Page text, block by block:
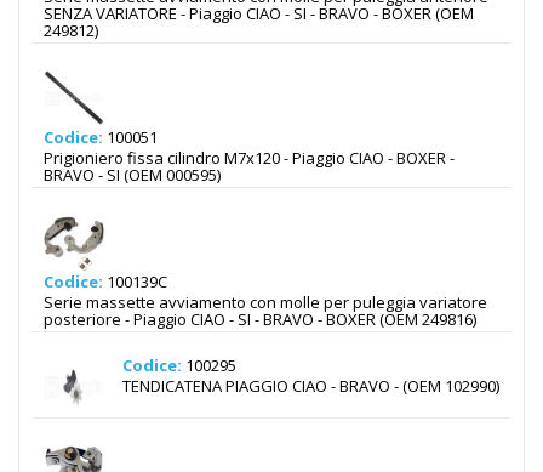
SENZA VARIATORE - Piaggio CIAO - SI - BRAVO - BOXER (OEM
249812)
Codice: 100051
Prigioniero fissa cilindro M7x120 - Piaggio CIAO - BOXER -
BRAVO - SI (OEM 000595)
Codice: 100139C
Serie massette avviamento con molle per puleggia variatore
posteriore - Piaggio CIAO - SI - BRAVO - BOXER (OEM 249816)
Codice: 100295
TENDICATENA PIAGGIO CIAO - BRAVO - (OEM 102990)